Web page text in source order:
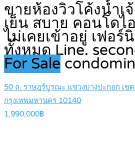
ขายห้องวิวโค้งน้ำเ
เย็น สบาย คอนโดไ
ไม่เคยเข้าอยู่ เฟอร์
ทั้งหมด Line.
For Sale
50 ถ. ราษฎร์บูรณะ แขวงบางปะกอก เข
กรุงเทพมหานคร 10140
1,990,000฿